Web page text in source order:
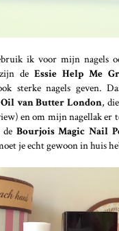
ik voor mijn nagels
de Essie Help Me
sterke nagels geven.
van Butter London,
en om mijn nagellak er
Bourjois Magic Nail
je echt gewoon in huis